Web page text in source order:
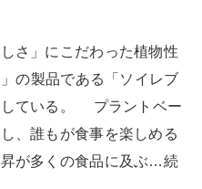
さ」にこだわった植物性
の製品である「ソイレブ
している。 プラントベー
、誰もが食事を楽しめる
が多くの食品に及ぶ…続